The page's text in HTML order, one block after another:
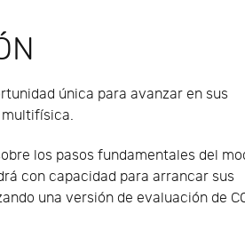
única para avanzar en sus
los pasos fundamentales del
con capacidad para arrancar sus
una versión de evaluación de